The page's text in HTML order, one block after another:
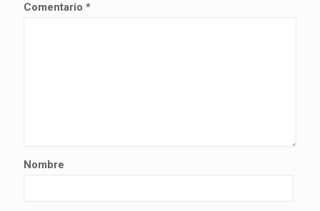
Comentario *
Nombre